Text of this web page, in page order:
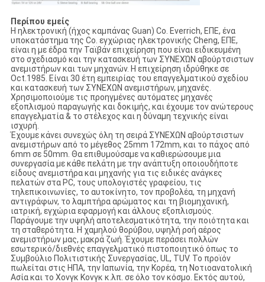
Περίπου εμείς
Η ηλεκτρονική (ήχος καμπάνας Guan) Co. Everrich, ΕΠΕ, ένα
υποκατάστημα της Co. εγχώριας ηλεκτρονικής Cheng, ΕΠΕ,
είναι η με έδρα την Ταϊβάν επιχείρηση που είναι ειδικευμένη
στο σχεδιασμό και την κατασκευή των ΣΥΝΕΧΏΝ αβούρτσιστων
ανεμιστήρων και των μηχανών. Η επιχείρηση ιδρύθηκε σε
Oct.1985. Είναι 30 έτη εμπειρίας του επαγγελματικού σχεδίου
και κατασκευή των ΣΥΝΕΧΩΝ ανεμιστήρων, μηχανές.
Χρησιμοποιούμε τις προηγμένες αυτόματες μηχανές
εξοπλισμού παραγωγής και δοκιμής, και έχουμε τον ανώτερους
επαγγελματία & το στέλεχος και η δύναμη τεχνικής είναι
ισχυρή.
Έχουμε κάνει συνεχώς όλη τη σειρά ΣΥΝΕΧΩΝ αβούρτσιστων
ανεμιστήρων από το μέγεθος 25mm 172mm, και το πάχος από
6mm σε 50mm. Θα επιθυμούσαμε να καθιερώσουμε μια
συνεργασία με κάθε πελάτη με την ανάπτυξη οποιουδήποτε
είδους ανεμιστήρα και μηχανής για τις ειδικές ανάγκες
πελατών στα PC, τους υπολογιστές γραφείου, τις
τηλεπικοινωνίες, το αυτοκίνητο, τον προβολέα, τη μηχανή
αντιγράφων, το λαμπτήρα αρώματος και τη βιομηχανική,
ιατρική, εγχώρια εφαρμογή και άλλους εξοπλισμούς.
Παράγουμε την υψηλή αποτελεσματικότητα, την ποιότητα και
τη σταθερότητα. Η χαμηλού θορύβου, υψηλή ροή αέρος
ανεμιστήρων μας, μακρά ζωή. Έχουμε περάσει πολλών
εσωτερικό/διεθνές επαγγελματικό πιστοποιητικό όπως το
Συμβούλιο Πολιτιστικής Συνεργασίας, UL, TUV. Το προϊόν
πωλείται στις ΗΠΑ, την Ιαπωνία, την Κορέα, τη Νοτιοανατολική
Ασία και το Χονγκ Κονγκ κ.λπ. σε όλο τον κόσμο. Εκτός αυτού,